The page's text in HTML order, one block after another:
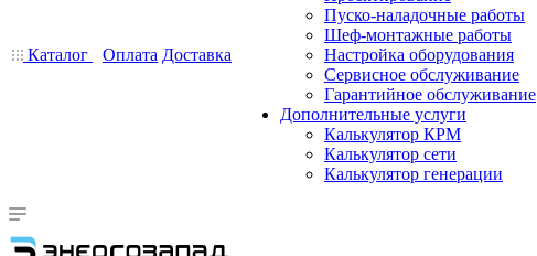
Каталог Оплата Доставка
Пуско-наладочные работы
Шеф-монтажные работы
Настройка оборудования
Сервисное обслуживание
Гарантийное обслуживание
Дополнительные услуги
Калькулятор КРМ
Калькулятор сети
Калькулятор генерации